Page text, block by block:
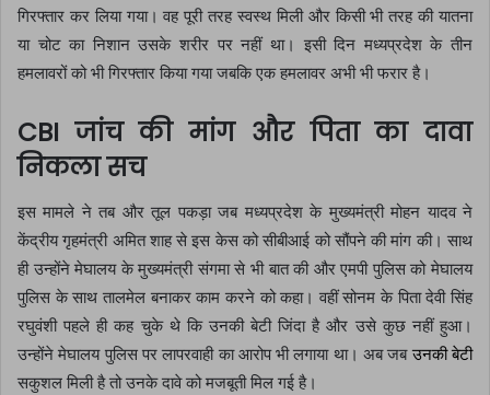
गिरफ्तार कर लिया गया। वह पूरी तरह स्वस्थ मिली और किसी भी तरह की यातना
या चोट का निशान उसके शरीर पर नहीं था। इसी दिन मध्यप्रदेश के तीन
हमलावरों को भी गिरफ्तार किया गया जबकि एक हमलावर अभी भी फरार है।
CBI जांच की मांग और पिता का दावा
निकला सच
इस मामले ने तब और तूल पकड़ा जब मध्यप्रदेश के मुख्यमंत्री मोहन यादव ने
केंद्रीय गृहमंत्री अमित शाह से इस केस को सीबीआई को सौंपने की मांग की। साथ
ही उन्होंने मेघालय के मुख्यमंत्री संगमा से भी बात की और एमपी पुलिस को मेघालय
पुलिस के साथ तालमेल बनाकर काम करने को कहा। वहीं सोनम के पिता देवी सिंह
रघुवंशी पहले ही कह चुके थे कि उनकी बेटी जिंदा है और उसे कुछ नहीं हुआ।
उन्होंने मेघालय पुलिस पर लापरवाही का आरोप भी लगाया था। अब जबउनकी बेटी
सकुशल मिली है तो उनके दावे को मजबूती मिल गई है।